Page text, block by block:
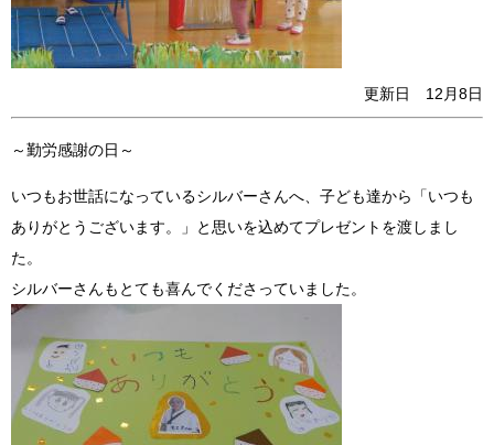
更新日 12月8日
～勤労感謝の日～
いつもお世話になっているシルバーさんへ、子ども達から「いつも
ありがとうございます。」と思いを込めてプレゼントを渡しまし
た。
シルバーさんもとても喜んでくださっていました。